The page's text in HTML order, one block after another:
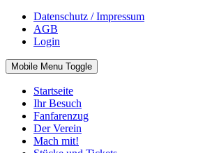
Datenschutz / Impressum
AGB
Login
Mobile Menu Toggle
Startseite
Ihr Besuch
Fanfarenzug
Der Verein
Mach mit!